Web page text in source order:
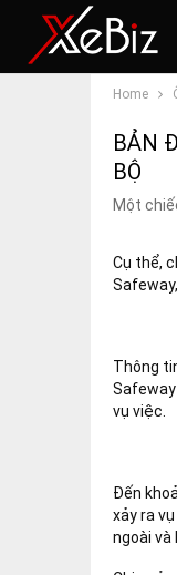
Home
BẢN
BỘ
Một
Cụ thể,
Thông
vụ việc.